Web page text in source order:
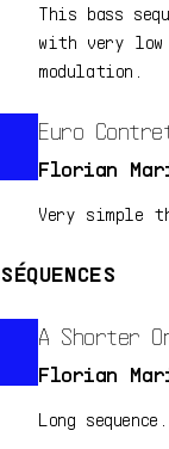
This bass
with very
modulation.
Euro
Florian
Very simple
SÉQUENCES
A Shorter
Florian
Long sequence.